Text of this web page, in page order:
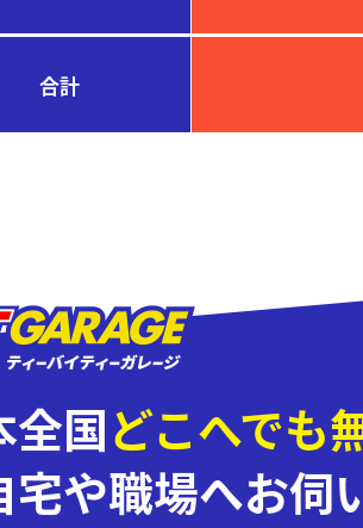
合計
全国どこへでも
宅や職場へお伺